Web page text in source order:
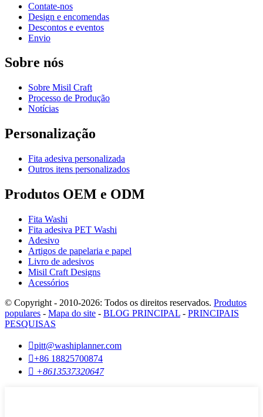
Contate-nos
Design e encomendas
Descontos e eventos
Envio
Sobre nós
Sobre Misil Craft
Processo de Produção
Notícias
Personalização
Fita adesiva personalizada
Outros itens personalizados
Produtos OEM e ODM
Fita Washi
Fita adesiva PET Washi
Adesivo
Artigos de papelaria e papel
Livro de adesivos
Misil Craft Designs
Acessórios
© Copyright - 2010-2026: Todos os direitos reservados. Produtos
populares - Mapa do site - BLOG PRINCIPAL - PRINCIPAIS
PESQUISAS
pitt@washiplanner.com
+86 18825700874
 +8613537320647